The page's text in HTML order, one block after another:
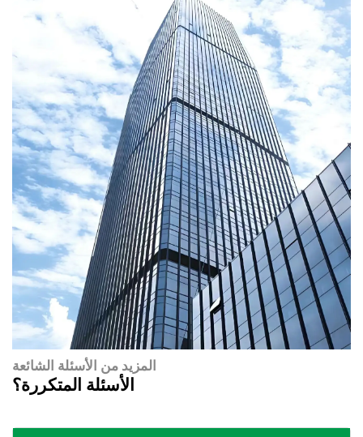
المزيد من الأسئلة الشائعة
الأسئلة المتكررة؟